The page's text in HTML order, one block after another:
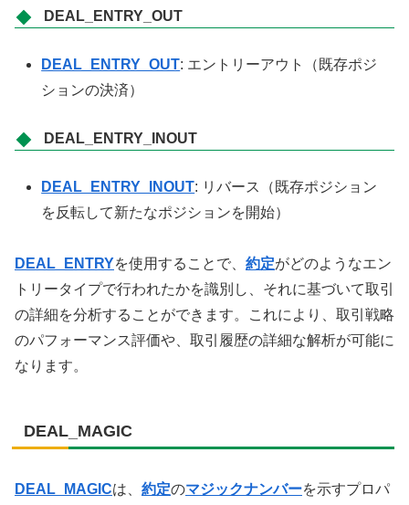
DEAL_ENTRY_OUT
DEAL_ENTRY_OUT: エントリーアウト（既存ポジ
ションの決済）
DEAL_ENTRY_INOUT
DEAL_ENTRY_INOUT: リバース（既存ポジション
を反転して新たなポジションを開始）
DEAL_ENTRYを使用することで、 約定がどのようなエン
トリータイプで行われたかを識別し、それに基づいて取引
の詳細を分析することができます。これにより、取引戦略
のパフォーマンス評価や、取引履歴の詳細な解析が可能に
なります。
DEAL_MAGIC
DEAL_MAGICは、 約定のマジックナンバーを示すプロパ